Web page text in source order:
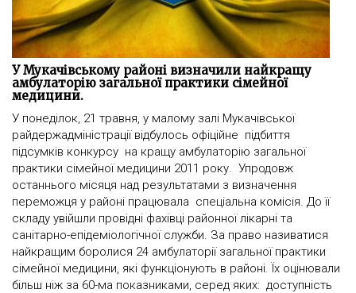
У Мукачівському районі визначили найкращу
амбулаторію загальної практики сімейної
медицини.
У понеділок, 21 травня, у малому залі Мукачівської
райдержадміністрації відбулось офіційне підбиття
підсумків конкурсу на кращу амбулаторію загальної
практики сімейної медицини 2011 року. Упродовж
останнього місяця над результатами з визначення
переможця у районі працювала спеціальна комісія. До її
складу увійшли провідні фахівці районної лікарні та
санітарно-епідеміологічної служби. За право називатися
найкращим боролися 24 амбулаторії загальної практики
сімейної медицини, які функціонують в районі. Їх оцінювали
більш ніж за 60-ма показниками, серед яких: доступність